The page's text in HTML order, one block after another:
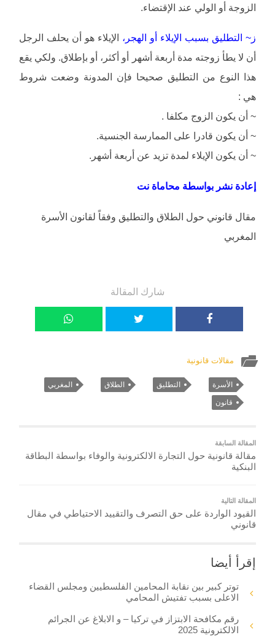
الزوجة أو الولي عند الإقتضاء.
ز~ التطليق بسبب الإيلاء أو الهجر، الإيلاء هو أن يحلف الرجل
أن لا يطأ زوجته مدة أربعة أشهر أو أكثر، أو بإطلاق. ولكي يقع
هذا النوع من التطليق صحيحا فإن المدونة وضعت شروط
هي :
~ أن يكون الزوج مكلفا .
~ أن يكون قادرا على الممارسة الجنسية.
~ أن يكون الإيلاء لمدة تزيد عن أربعة أشهر.
إعادة نشر بواسطة محاماة نت
مقال قانوني حول الطلاق والتطليق وفقاً لقانون الأسرة
المغربي
شارك المقالة
مقالات قانونية
الأسرة التطليق الطلاق المغربي
قانون
المقالة السابقة
مقالة قانونية حول التجارة الالكترونية والوفاء بواسطة البطاقة
البنكية
المقالة التالية
القيود الواردة على حق التصرف والتقييد الاحتياطي في مقال
قانوني
إقرأ أيضا
توتر كبير بين نقابة المحامين الفلسطيين ومجلس القضاء
الاعلى بسبب تفتيش المحامي
رقم مكافحة الابتزاز في تركيا – و الابلاغ عن الجرائم
الالكترونية 2025